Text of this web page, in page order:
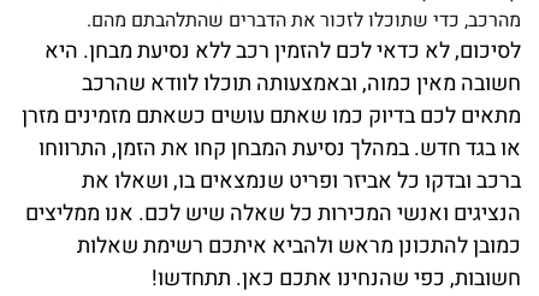
מהרכב, כדי שתוכלו לזכור את הדברים שהתלהבתם מהם.
לסיכום, לא כדאי לכם להזמין רכב ללא נסיעת מבחן. היא
חשובה מאין כמוה, ובאמצעותה תוכלו לוודא שהרכב
מתאים לכם בדיוק כמו שאתם עושים כשאתם מזמינים מזרן
או בגד חדש. במהלך נסיעת המבחן קחו את הזמן, התרווחו
ברכב ובדקו כל אביזר ופריט שנמצאים בו, ושאלו את
הנציגים ואנשי המכירות כל שאלה שיש לכם. אנו ממליצים
כמובן להתכונן מראש ולהביא איתכם רשימת שאלות
חשובות, כפי שהנחינו אתכם כאן. תתחדשו!